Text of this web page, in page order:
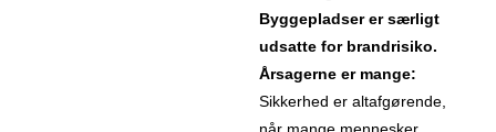
Byggepladser er særligt
udsatte for brandrisiko.
Årsagerne er mange:
Sikkerhed er altafgørende,